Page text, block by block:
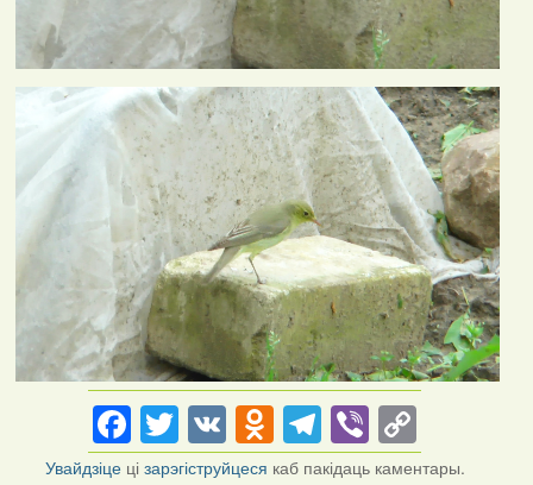
Facebook
Twitter
VKOdnoklassniki
Telegram
Viber
Link
Увайдзіце цізарэгіструйцеся каб пакідаць каментары.